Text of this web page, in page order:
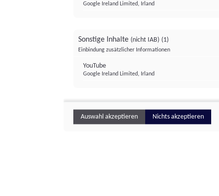
Google Ireland Limited, Irland
Sonstige Inhalte (nicht IAB) (1)
Einbindung zusätzlicher Informationen
YouTube
Google Ireland Limited, Irland
Auswahl akzeptieren Nichts akzeptieren